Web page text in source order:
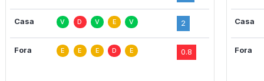
Casa V D V E V 2
Fora E E E D E 0.8
Casa
Fora